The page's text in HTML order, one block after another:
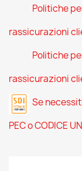
Politiche
rassicurazioni
Politiche
rassicurazioni
Se
PEC o CODICE